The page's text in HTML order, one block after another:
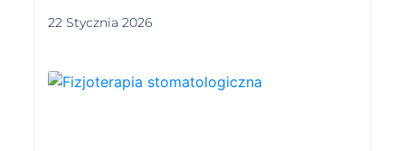
22 Stycznia 2026